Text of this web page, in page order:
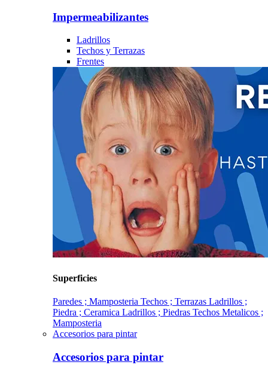
Impermeabilizantes
Ladrillos
Techos y Terrazas
Frentes
Superficies
Paredes ; Mamposteria Techos ; Terrazas Ladrillos ;
Piedra ; Ceramica Ladrillos ; Piedras Techos Metalicos ;
Mamposteria
Accesorios para pintar
Accesorios para pintar